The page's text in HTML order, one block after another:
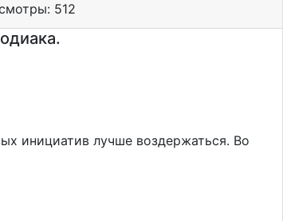
512
инициатив лучше воздержаться. Во